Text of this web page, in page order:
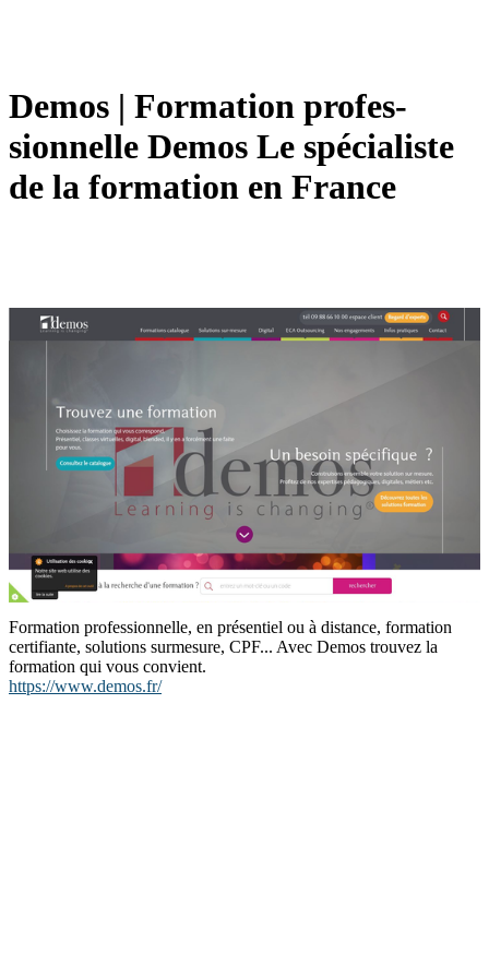
Demos | Formation profes­
sionnel­le Demos Le spécialiste
de la formation en France
Formation professionnelle, en présentiel ou à distance, formation
certifiante, solutions surmesure, CPF... Avec Demos trouvez la
formation qui vous convient.
https://www.demos.fr/